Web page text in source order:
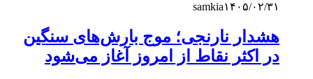
samkia۱۴۰۵/۰۲/۳۱
هشدار نارنجی؛ موج بارش‌های سنگین
در اکثر نقاط از امروز آغاز می‌شود